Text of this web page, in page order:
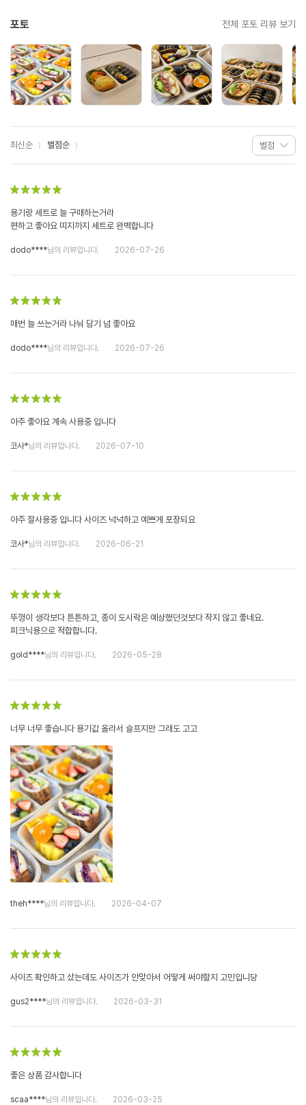
포토 전체 포토 리뷰 보기
최신순 별점순
용기랑 세트로 늘 구매하는거라
편하고 좋아요 띠지까지 세트로 완벽합니다
dodo****님의 리뷰입니다. 2026-07-26
매번 늘 쓰는거라 나눠 담기 넘 좋아요
dodo****님의 리뷰입니다. 2026-07-26
아주 좋아요 계속 사용중 입니다
코사*님의 리뷰입니다. 2026-07-10
아주 잘사용중 입니다 사이즈 넉넉하고 예쁘게 포장되요
코사*님의 리뷰입니다. 2026-06-21
뚜껑이 생각보다 튼튼하고, 종이 도시락은 예상했던것보다 작지 않고 좋네요.
피크닉용으로 적합합니다.
gold****님의 리뷰입니다. 2026-05-28
너무 너무 좋습니다 용기값 올라서 슬프지만 그래도 고고
theh****님의 리뷰입니다. 2026-04-07
사이즈 확인하고 샀는데도 사이즈가 안맞아서 어떻게 써야할지 고민입니당
gus2****님의 리뷰입니다. 2026-03-31
좋은 상품 감사합니다
scaa****님의 리뷰입니다. 2026-03-25